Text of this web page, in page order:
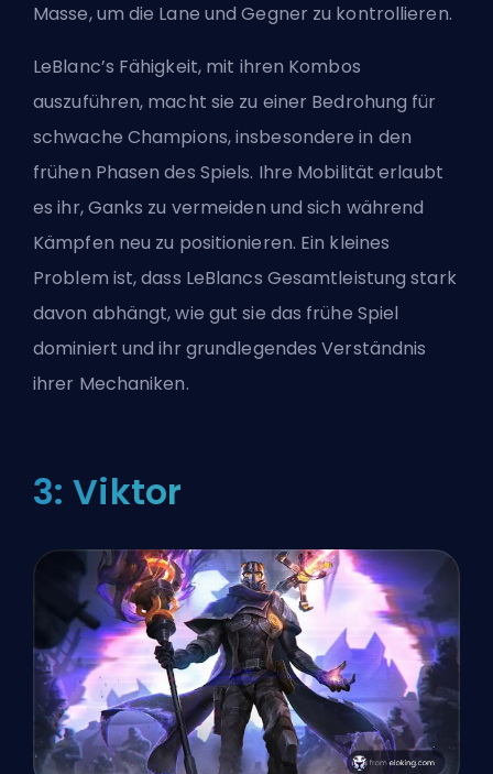
Masse, um die Lane und Gegner zu kontrollieren.
LeBlanc’s Fähigkeit, mit ihren Kombos
auszuführen, macht sie zu einer Bedrohung für
schwache Champions, insbesondere in den
frühen Phasen des Spiels. Ihre Mobilität erlaubt
es ihr, Ganks zu vermeiden und sich während
Kämpfen neu zu positionieren. Ein kleines
Problem ist, dass LeBlancs Gesamtleistung stark
davon abhängt, wie gut sie das frühe Spiel
dominiert und ihr grundlegendes Verständnis
ihrer Mechaniken.
3: Viktor